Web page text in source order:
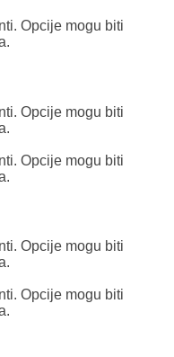
Opcije mogu biti
Opcije mogu biti
Opcije mogu biti
Opcije mogu biti
Opcije mogu biti